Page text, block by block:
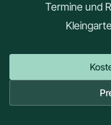
Termine und